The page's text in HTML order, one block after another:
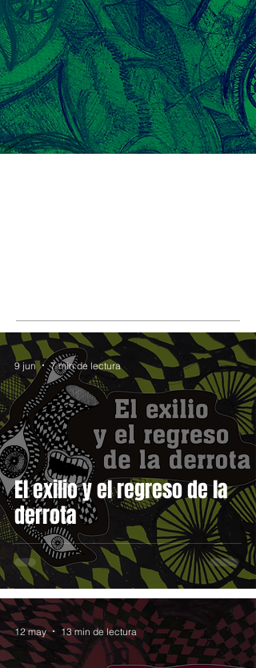
El exilio y el regreso de la
derrota
9 jun 7 min de lectura
12 may 13 min de lectura